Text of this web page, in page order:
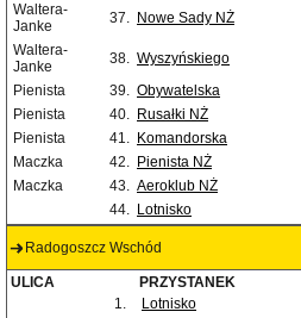
Waltera-
Janke
37. Nowe Sady NŻ
Waltera-
Janke
38. Wyszyńskiego
Pienista 39. Obywatelska
Pienista
40. Rusałki NŻ
Pienista
41. Komandorska
Maczka
42. Pienista NŻ
Maczka
43. Aeroklub NŻ
44. Lotnisko
Radogoszcz Wschód
ULICA PRZYSTANEK
1.
Lotnisko